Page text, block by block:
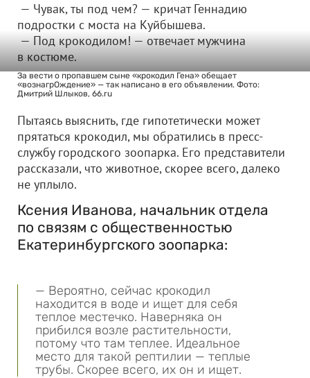
— Чувак, ты под чем? — кричат Геннадию
подростки с моста на Куйбышева.
— Под крокодилом! — отвечает мужчина
в костюме.
За вести о пропавшем сыне «крокодил Гена» обещает
«вознагрОждение» — так написано в его объявлении. Фото:
Дмитрий Шлыков, 66.ru
Пытаясь выяснить, где гипотетически может
прятаться крокодил, мы обратились в пресс-
службу городского зоопарка. Его представители
рассказали, что животное, скорее всего, далеко
не уплыло.
Ксения Иванова, начальник отдела
по связям с общественностью
Екатеринбургского зоопарка:
— Вероятно, сейчас крокодил
находится в воде и ищет для себя
теплое местечко. Наверняка он
прибился возле растительности,
потому что там теплее. Идеальное
место для такой рептилии — теплые
трубы. Скорее всего, их он и ищет.